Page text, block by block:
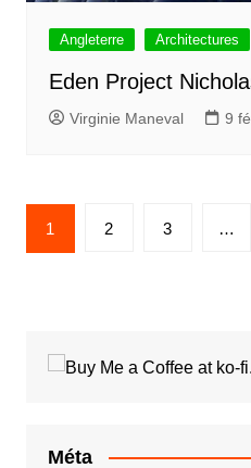
Méta
Angleterre Architectures
Eden Project
Virginie Maneval 9
Pagination
des
1 2 3 …